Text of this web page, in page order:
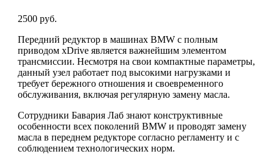
2500 руб.
Передний редуктор в машинах BMW с полным
приводом xDrive является важнейшим элементом
трансмиссии. Несмотря на свои компактные параметры,
данный узел работает под высокими нагрузками и
требует бережного отношения и своевременного
обслуживания, включая регулярную замену масла.
Сотрудники Бавария Лаб знают конструктивные
особенности всех поколений BMW и проводят замену
масла в переднем редукторе согласно регламенту и с
соблюдением технологических норм.